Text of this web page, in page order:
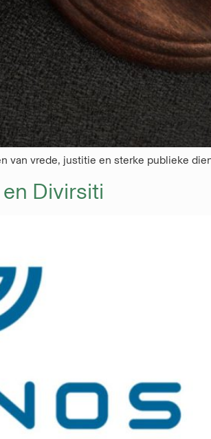
van vrede, justitie en sterke publieke
Divirsiti